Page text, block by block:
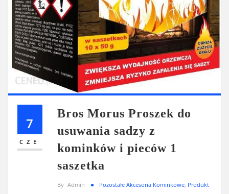
7
CZE
Bros Morus Proszek do
usuwania sadzy z
kominków i pieców 1
saszetka
By Admin Pozostałe Akcesoria Kominkowe Produkt